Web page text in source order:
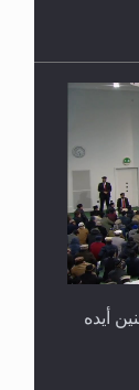
أيده